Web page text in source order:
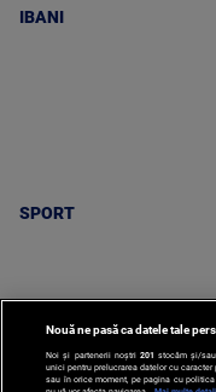
IBANI
SPORT
Nouă ne pasă ca datele tale
Noi și partenerii noștri 201 stocăm și/
unici pentru prelucrarea datelor cu
sau în orice moment, pe pagina cu